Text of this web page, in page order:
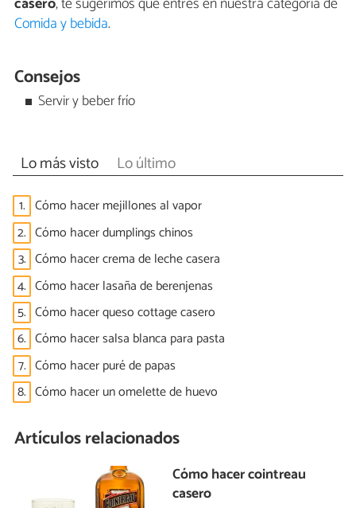
Comida y bebida.
Consejos
Servir y beber frío
Lo más visto Lo último
1. Cómo hacer mejillones al vapor
2. Cómo hacer dumplings chinos
3. Cómo hacer crema de leche casera
4. Cómo hacer lasaña de berenjenas
5. Cómo hacer queso cottage casero
6. Cómo hacer salsa blanca para pasta
7. Cómo hacer puré de papas
8. Cómo hacer un omelette de huevo
Artículos relacionados
Cómo hacer cointreau
casero